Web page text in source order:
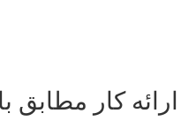
ارائه کار مطابق